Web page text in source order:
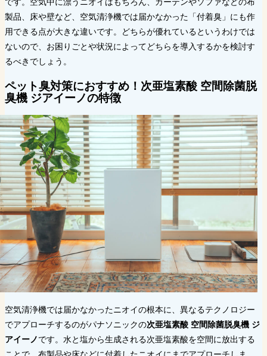
製品、床や壁など、空気清浄機では届かなかった「付着臭」にも作
用できる点が大きな違いです。どちらが優れているというわけでは
ないので、お困りごとや状況によってどちらを導入するかを検討す
るべきでしょう。
ペット臭対策におすすめ！ 次亜塩素酸 空間除菌脱
臭機 ジアイーノの特徴
空気清浄機では届かなかったニオイの根本に、異なるテクノロジー
でアプローチするのがパナソニックの次亜塩素酸 空間除菌脱臭機 ジ
アイーノです。水と塩から生成される次亜塩素酸を空間に放出する